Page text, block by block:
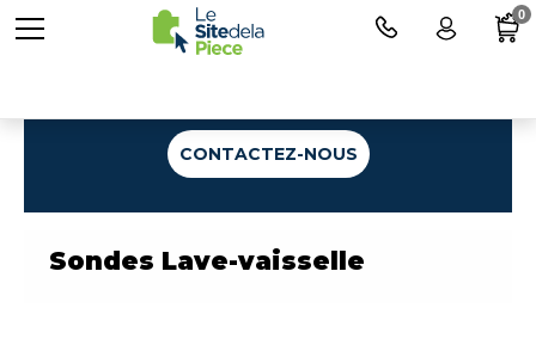
CONTACTEZ-NOUS
Sondes Lave-vaisselle
0